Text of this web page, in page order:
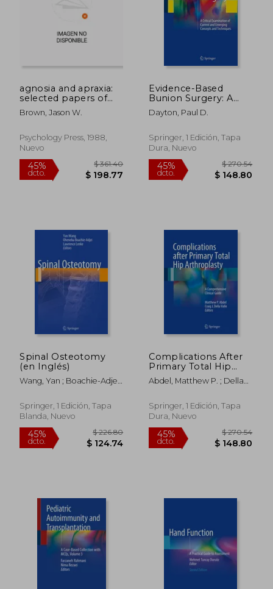
45% 40%
agnosia and apraxia:
selected papers of
liepmann, lange, and
p tzl (en Inglés)
Brown, Jason W.
Psychology Press, 1988,
Nuevo
45%
dcto.
$ 361.40
Evidence-Based
Bunion Surgery: A
Critical Examination
of Current and
and Techniques (en
Inglés)
Dayton, Paul D.
Springer, 1 Edición, Tapa
Dura, Nuevo
45%
dcto.
Spinal Osteotomy
(en Inglés)
Wang, Yan ; Boachie-Adjei,
Lawrence
Springer, 1 Edición, Tapa
Blanda, Nuevo
Complications After
Primary Total Hip
Arthroplasty: A
Comprehensive
Inglés)
Abdel, Matthew P. ; Della
Springer, 1 Edición, Tapa
Dura, Nuevo